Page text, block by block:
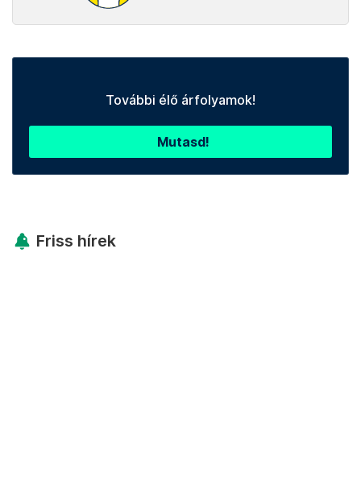
További élő árfolyamok!
Mutasd!
Friss hírek